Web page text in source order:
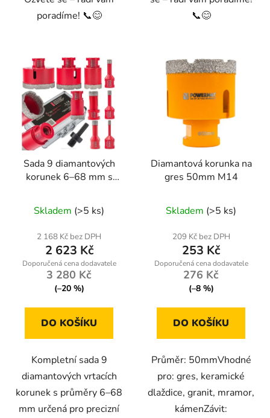
poradíme! 📞😊
📞😊
Sada 9 diamantových
korunek 6–68 mm s
Skladem (>5 ks)
2 168 Kč bez DPH
2 623 Kč
3 280 Kč
(–20 %)
DO KOŠÍKU
Kompletní sada 9
diamantových vrtacích
korunek s průměry 6–68
mm určená pro precizní
Diamantová korunka na
gres 50mm M14
Skladem (>5 ks)
209 Kč bez DPH
253 Kč
276 Kč
(–8 %)
DO KOŠÍKU
Průměr: 50mmVhodné
pro: gres, keramické
dlaždice, granit, mramor,
kámenZávit: